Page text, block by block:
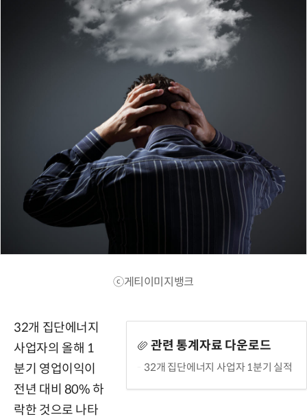
ⓒ게티이미지뱅크
관련 통계자료 다운로드
32개 집단에너지 사업자 1분기 실적
32개 집단에너지
사업자의 올해 1
분기 영업이익이
전년 대비 80% 하
락한 것으로 나타